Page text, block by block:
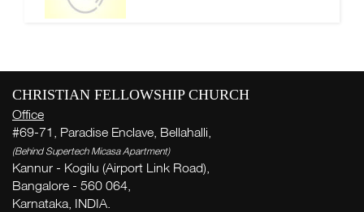
CHRISTIAN FELLOWSHIP CHURCH
Office
#69-71, Paradise Enclave, Bellahalli,
(Behind Supertech Micasa Apartment)
Kannur - Kogilu (Airport Link Road),
Bangalore - 560 064,
Karnataka, INDIA.